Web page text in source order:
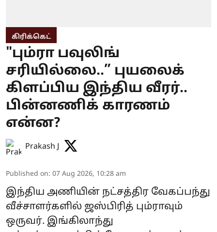
கிரிக்கெட்
"பும்ரா பவுலிங்
சரியில்லை..” புயலைக்
கிளப்பிய இந்திய வீரர்..
பின்னணிக் காரணம்
என்ன?
Prakash J
Published on: 07 Aug 2026, 10:28 am
இந்திய அணியின் நட்சத்திர வேகப்பந்து
வீச்சாளர்களில் ஜஸ்பிரித் பும்ராவும்
ஒருவர். இங்கிலாந்து